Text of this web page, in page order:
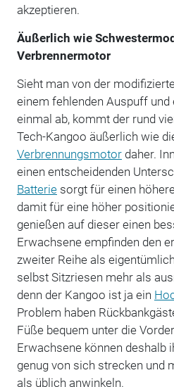
akzeptieren.
Äußerlich wie
Verbrennermotor
Sieht man von der
einem fehlenden Auspuff
einmal ab, kommt der rund
Tech-Kangoo äußerlich wie
Verbrennungsmotordaher.
einen entscheidenden
Batteriesorgt für einen
damit für eine höher
genießen auf dieser einen
Erwachsene empfinden den
zweiter Reihe als
selbst Sitzriesen mehr als
denn der Kangoo ist ja ein
Problem haben
Füße bequem unter die
Erwachsene können deshalb
genug von sich strecken und
als üblich anwinkeln.